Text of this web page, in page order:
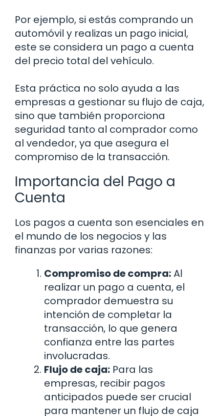
Por ejemplo, si estás comprando un
automóvil y realizas un pago inicial,
este se considera un pago a cuenta
del precio total del vehículo.
Esta práctica no solo ayuda a las
empresas a gestionar su flujo de caja,
sino que también proporciona
seguridad tanto al comprador como
al vendedor, ya que asegura el
compromiso de la transacción.
Importancia del Pago a
Cuenta
Los pagos a cuenta son esenciales en
el mundo de los negocios y las
finanzas por varias razones:
Compromiso de compra:Al
realizar un pago a cuenta, el
comprador demuestra su
intención de completar la
transacción, lo que genera
confianza entre las partes
involucradas.
Flujo de caja: Para las
empresas, recibir pagos
anticipados puede ser crucial
para mantener un flujo de caja